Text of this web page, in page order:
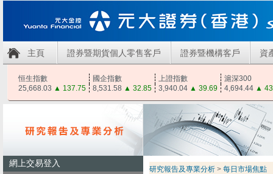
主頁 證券暨期貨個人零售客戶 證券暨機構客戶 資
恒生指數 國企指數 上證指數
滬深300
25,668.03 ▲ 137.75 8,531.58 ▲ 32.85 3,940.04 ▲ 39.69 4,694.44 ▲
研究報告及專業分析 > 每日市場焦點